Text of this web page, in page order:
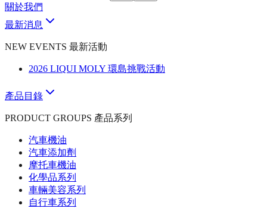
關於我們
最新消息
NEW EVENTS 最新活動
2026 LIQUI MOLY 環島挑戰活動
產品目錄
PRODUCT GROUPS 產品系列
汽車機油
汽車添加劑
摩托車機油
化學品系列
車輛美容系列
自行車系列